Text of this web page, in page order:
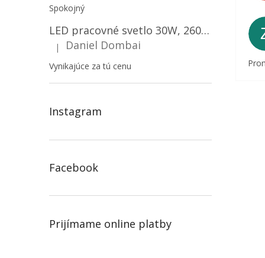
Spokojný
LED pracovné svetlo 30W, 2600LM, 12V/24V, IP67/2-PACK! [LB0087]
Hodnotenie produktu je 5 z 5 hviezdičiek.
| Daniel Dombai
Vynikajúce za tú cenu
Instagram
Facebook
Prijímame online platby